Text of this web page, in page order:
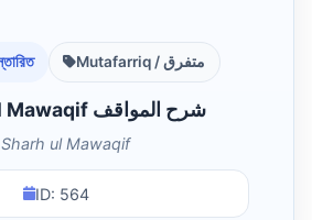
Mutafarriq / متفرق
Sharh ul Mawaqif شرح المواقف
Sharh ul Mawaqif
ID: 564